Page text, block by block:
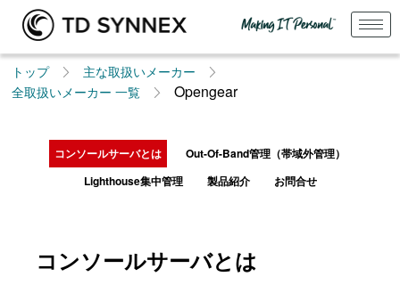
トップ
主な取扱いメーカー
全取扱いメーカー 一覧​
Opengear
コンソールサーバとは
Out-Of-Band管理（帯域外管理）
Lighthouse集中管理
製品紹介 お問合せ
コンソールサーバとは